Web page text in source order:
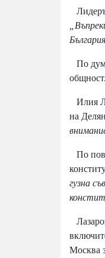
По
общност.
Илия
на
По
гузна
Москва